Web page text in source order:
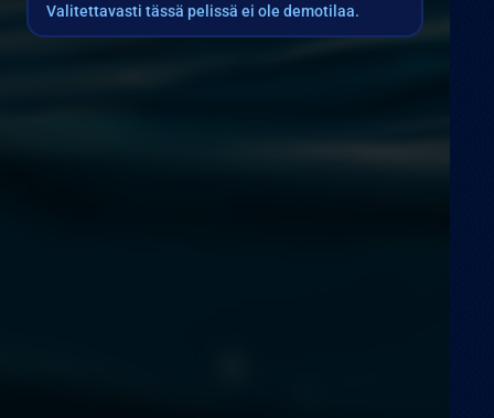
Valitettavasti tässä pelissä ei ole demotilaa.